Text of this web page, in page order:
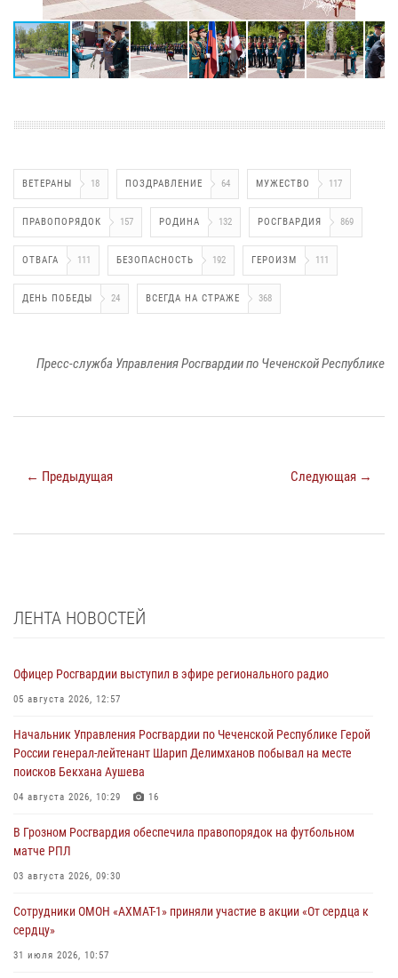
ВЕТЕРАНЫ 18 ПОЗДРАВЛЕНИЕ 64 МУЖЕСТВО 117
ПРАВОПОРЯДОК 157 РОДИНА 132 РОСГВАРДИЯ 869
ОТВАГА 111 БЕЗОПАСНОСТЬ 192 ГЕРОИЗМ 111
ДЕНЬ ПОБЕДЫ 24 ВСЕГДА НА СТРАЖЕ 368
Пресс-служба Управления Росгвардии по Чеченской Республике
← Предыдущая Следующая →
ЛЕНТА НОВОСТЕЙ
Офицер Росгвардии выступил в эфире регионального радио
05 августа 2026, 12:57
Начальник Управления Росгвардии по Чеченской Республике Герой
России генерал-лейтенант Шарип Делимханов побывал на месте
поисков Бекхана Аушева
04 августа 2026, 10:29 16
В Грозном Росгвардия обеспечила правопорядок на футбольном
матче РПЛ
03 августа 2026, 09:30
Сотрудники ОМОН «АХМАТ-1» приняли участие в акции «От сердца к
сердцу»
31 июля 2026, 10:57